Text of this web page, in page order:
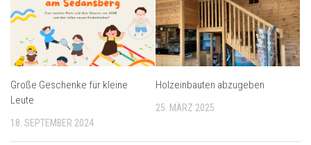
Große Geschenke für kleine
Leute
18. SEPTEMBER 2024
Holzeinbauten abzugeben
25. MÄRZ 2025